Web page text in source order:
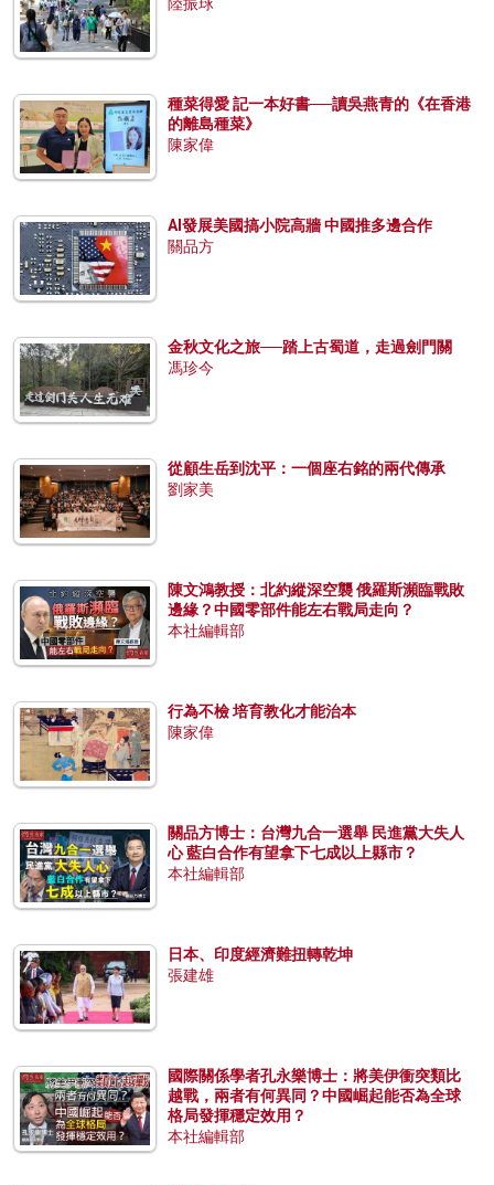
種菜得愛 記一本好書──讀吳燕青的《在香港
的離島種菜》
陳家偉
AI發展美國搞小院高牆 中國推多邊合作
關品方
金秋文化之旅──踏上古蜀道，走過劍門關
馮珍今
從顧生岳到沈平：一個座右銘的兩代傳承
劉家美
陳文鴻教授：北約縱深空襲 俄羅斯瀕臨戰敗
邊緣？中國零部件能左右戰局走向？
本社編輯部
行為不檢 培育教化才能治本
陳家偉
關品方博士：台灣九合一選舉 民進黨大失人
心 藍白合作有望拿下七成以上縣市？
本社編輯部
日本、印度經濟難扭轉乾坤
張建雄
國際關係學者孔永樂博士：將美伊衝突類比
越戰，兩者有何異同？中國崛起能否為全球
格局發揮穩定效用？
本社編輯部